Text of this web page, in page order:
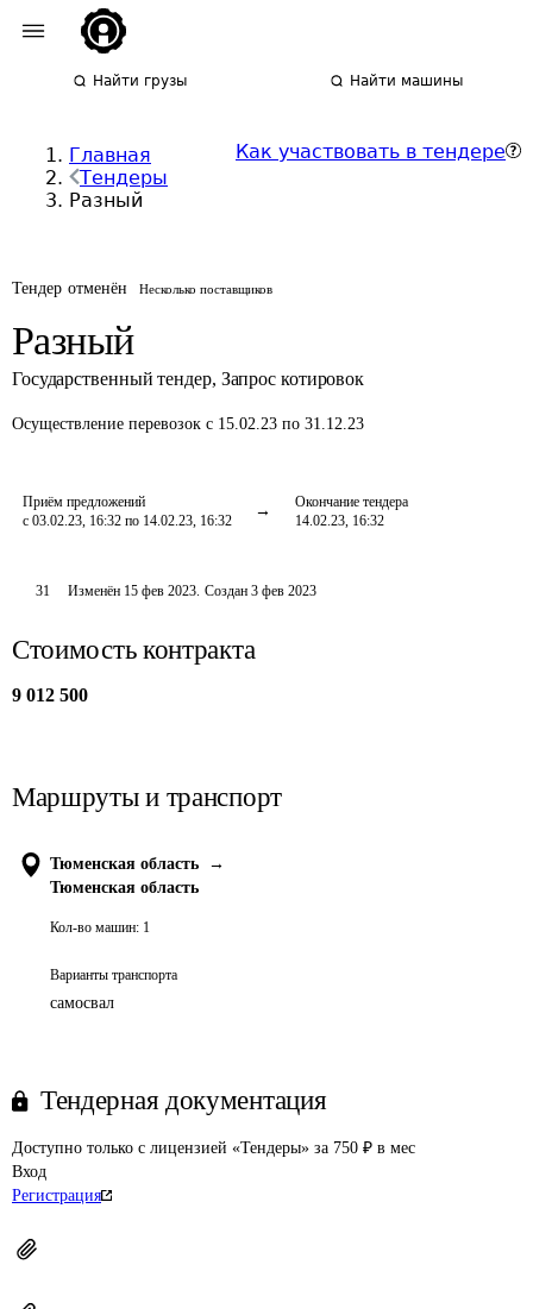
Найти грузы Найти машины
Главная
Тендеры
Разный
Как участвовать в тендере
Тендер отменён Несколько поставщиков
Разный
Государственный тендер, Запрос котировок
Осуществление перевозок с 15.02.23 по 31.12.23
Приём предложений
с 03.02.23, 16:32 по 14.02.23, 16:32
Окончание тендера
14.02.23, 16:32
31 Изменён 15 фев 2023. Создан 3 фев 2023
Стоимость контракта
9 012 500
Маршруты и транспорт
Тюменская область
→
Тюменская область
Кол-во машин: 1
Варианты транспорта
самосвал
Тендерная документация
Доступно только с лицензией «Тендеры» за 750 ₽ в мес
Вход
Регистрация